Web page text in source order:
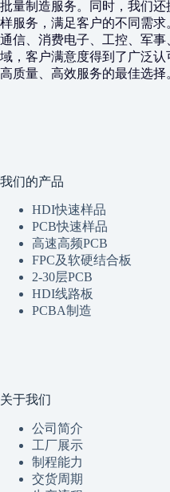
批量制造服务。同时，我们
样服务，满足客户的不同需
通信、消费电子、工控、军
域，客户满意度得到了广泛
高质量、高效服务的最佳选择
我们的产品
HDI快速样品
PCB快速样品
高速高频PCB
FPC及软硬结合板
2-30层PCB
HDI线路板
PCBA制造
关于我们
公司简介
工厂展示
制程能力
交货周期